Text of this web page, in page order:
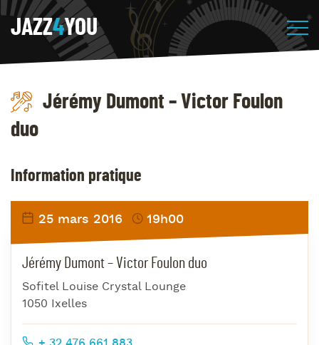
JAZZ4YOU
Jérémy Dumont – Victor Foulon
duo
Information pratique
25 mars 2016 19h00
Jérémy Dumont – Victor Foulon duo
Sofitel Louise Crystal Lounge
1050 Ixelles